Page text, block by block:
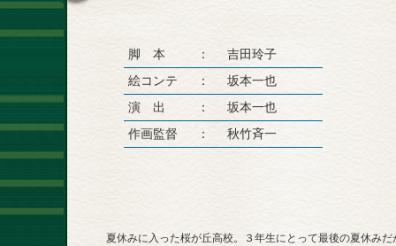
脚 本 ：
吉田玲子
絵コンテ
：
坂本一也
演 出
：
坂本一也
作画監督
： 秋竹斉一
夏休みに入った桜が丘高校。３年生にとって最後の夏休み